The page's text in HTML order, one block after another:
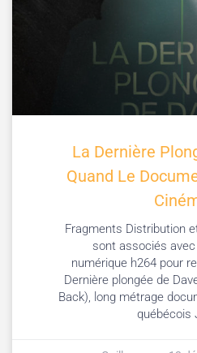
La Dernière
Quand Le
Fragments Distribution
sont associés
numérique h264 pour
Dernière plongée de
Back), long métrage
québécois